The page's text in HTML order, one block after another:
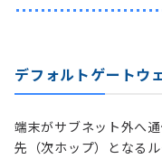
デフォルトゲートウ
端末がサブネット外へ
先（次ホップ）となる